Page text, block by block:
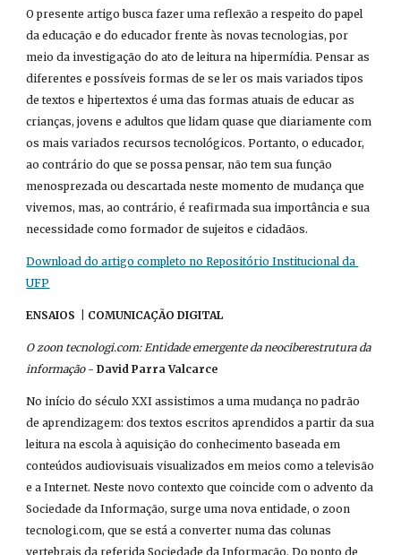
O presente artigo busca fazer uma reflexão a respeito do papel
da educação e do educador frente às novas tecnologias, por
meio da investigação do ato de leitura na hipermídia. Pensar as
diferentes e possíveis formas de se ler os mais variados tipos
de textos e hipertextos é uma das formas atuais de educar as
crianças, jovens e adultos que lidam quase que diariamente com
os mais variados recursos tecnológicos. Portanto, o educador,
ao contrário do que se possa pensar, não tem sua função
menosprezada ou descartada neste momento de mudança que
vivemos, mas, ao contrário, é reafirmada sua importância e sua
necessidade como formador de sujeitos e cidadãos.
Download do artigo completo no Repositório Institucional da
UFP
ENSAIOS  | COMUNICAÇÃO DIGITAL
O zoon tecnologi.com: Entidade emergente da neociberestrutura da
informação - David Parra Valcarce
No início do século XXI assistimos a uma mudança no padrão
de aprendizagem: dos textos escritos aprendidos a partir da sua
leitura na escola à aquisição do conhecimento baseada em
conteúdos audiovisuais visualizados em meios como a televisão
e a Internet. Neste novo contexto que coincide com o advento da
Sociedade da Informação, surge uma nova entidade, o zoon
tecnologi.com, que se está a converter numa das colunas
vertebrais da referida Sociedade da Informação. Do ponto de